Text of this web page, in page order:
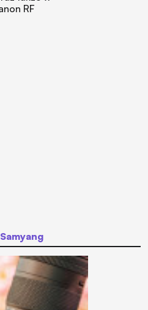
RF
Samyang